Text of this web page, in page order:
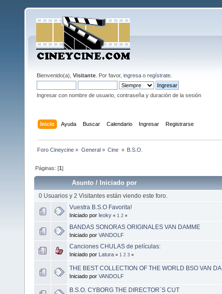
Bienvenido(a), Visitante . Por favor, ingresa o regístrate
Ingresar con nombre de usuario, contraseña y duración de la sesión
Inicio Ayuda Buscar Calendario Ingresar Registrarse
Foro Cineycine » General» Cine » B.S.O.
Páginas: [1]
Asunto /Iniciado por
0 Usuarios y 2 Visitantes están viendo este foro.
Vuestra B.S.O Favorita!
Iniciado por leoky « 1 2 »
BANDAS SONORAS ORIGINALES VAN DAMME
Iniciado por VANDOLF
Canciones CHULAS de películas:
Iniciado por Latura « 1 2 3 »
THE BEST COLLECTION OF THE WORLD BSO VAN
Iniciado por VANDOLF
B.S.O. CYBORG THE DIRECTOR´S CUT